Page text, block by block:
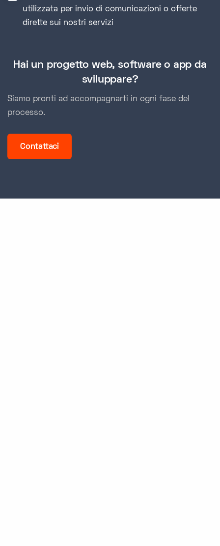
utilizzata per invio di comunicazioni o offerte
dirette sui nostri servizi
Hai un progetto web, software o app da
sviluppare?
Siamo pronti ad accompagnarti in ogni fase del
processo.
Contattaci